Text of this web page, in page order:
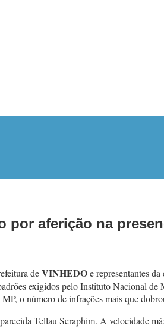
por aferição na
deVINHEDOe representantes
exigidos pelo Instituto Nacional
o número de infrações mais que
Tellau Seraphim. A velocidade